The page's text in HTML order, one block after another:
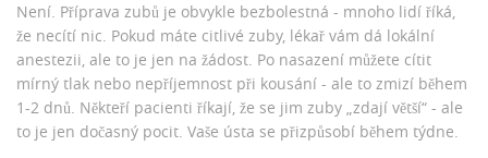
Není. Příprava zubů je obvykle bezbolestná - mnoho lidí říká,
že necítí nic. Pokud máte citlivé zuby, lékař vám dá lokální
anestezii, ale to je jen na žádost. Po nasazení můžete cítit
mírný tlak nebo nepříjemnost při kousání - ale to zmizí během
1-2 dnů. Někteří pacienti říkají, že se jim zuby „zdají větší“ - ale
to je jen dočasný pocit. Vaše ústa se přizpůsobí během týdne.